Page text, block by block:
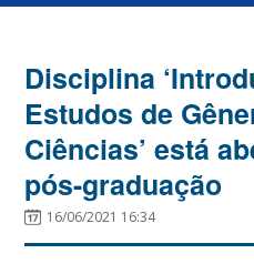
Disciplina
Estudos de
Ciências’ está
pós-graduação
16/06/2021 16:34